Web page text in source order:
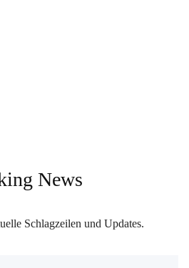
News
Schlagzeilen und Updates.